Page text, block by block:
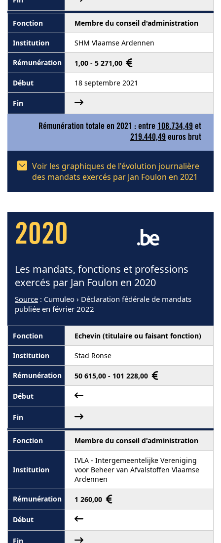
Membre du conseil d'administration
SHM Vlaamse Ardennen
1,00 - 5 271,00
18 septembre 2021
Rémunération totale en 2021 : entre 108.734,49 et
219.440,49 euros brut
Voir les graphiques de l'évolution journalière
des mandats exercés par Jan Foulon en 2021
2020
Les mandats, fonctions et professions
exercés par Jan Foulon en 2020
Source : Cumuleo › Déclaration fédérale de mandats
publiée en février 2022
Echevin (titulaire ou faisant fonction)
Stad Ronse
50 615,00 - 101 228,00
Membre du conseil d'administration
IVLA - Intergemeentelijke Vereniging
voor Beheer van Afvalstoffen Vlaamse
Ardennen
1 260,00